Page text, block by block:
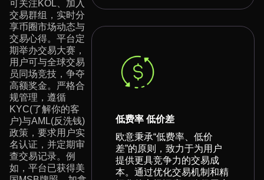
可关注KOL、加入
交易群组，实时分
享币圈市场动态与
交易心得。平台定
期举办交易大赛，
用户可与全球交易
员同场竞技，争夺
高额奖金。严格合
规管理，遵循
KYC(了解你的客
户)与AML(反洗钱)
政策，要求用户实
名认证，并定期审
查交易记录。例
如，平台已获得美
低费率 低价差
欧意秉承“低费率、低价
差”的原则，致力于为用户
提供更具竞争力的交易成
本。通过优化交易机制和精